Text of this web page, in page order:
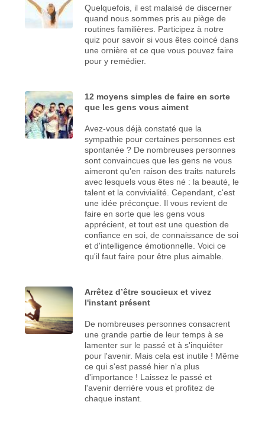
Quelquefois, il est malaisé de discerner
quand nous sommes pris au piège de
routines familières. Participez à notre
quiz pour savoir si vous êtes coincé dans
une ornière et ce que vous pouvez faire
pour y remédier.
12 moyens simples de faire en sorte
que les gens vous aiment
Avez-vous déjà constaté que la
sympathie pour certaines personnes est
spontanée ? De nombreuses personnes
sont convaincues que les gens ne vous
aimeront qu'en raison des traits naturels
avec lesquels vous êtes né : la beauté, le
talent et la convivialité. Cependant, c'est
une idée préconçue. Il vous revient de
faire en sorte que les gens vous
apprécient, et tout est une question de
confiance en soi, de connaissance de soi
et d'intelligence émotionnelle. Voici ce
qu'il faut faire pour être plus aimable.
Arrêtez d’être soucieux et vivez
l'instant présent
De nombreuses personnes consacrent
une grande partie de leur temps à se
lamenter sur le passé et à s'inquiéter
pour l'avenir. Mais cela est inutile ! Même
ce qui s'est passé hier n'a plus
d'importance ! Laissez le passé et
l'avenir derrière vous et profitez de
chaque instant.